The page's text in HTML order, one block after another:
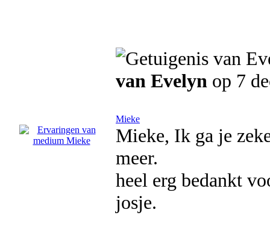
van Evelyn op 7
Mieke
Mieke, Ik ga je
meer.
heel erg bedankt
josje.